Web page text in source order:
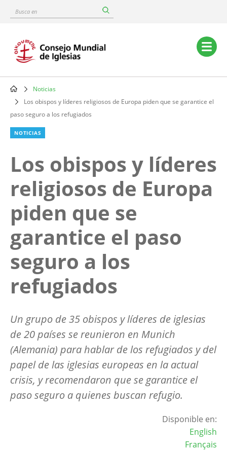
content
Busca
Main
navigation
Breadcrumb
Noticias
Los obispos y líderes religiosos de Europa piden que se garantice el
paso seguro a los refugiados
NOTICIAS
Los obispos y líderes
religiosos de Europa
piden que se
garantice el paso
seguro a los
refugiados
Un grupo de 35 obispos y líderes de iglesias
de 20 países se reunieron en Munich
(Alemania) para hablar de los refugiados y del
papel de las iglesias europeas en la actual
crisis, y recomendaron que se garantice el
paso seguro a quienes buscan refugio.
Disponible en:
English
Français